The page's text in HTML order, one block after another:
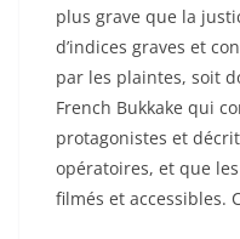
plus grave que la
d’indices graves et
par les plaintes, soit
French Bukkake qui
protagonistes et
opératoires, et que
filmés et accessibles.